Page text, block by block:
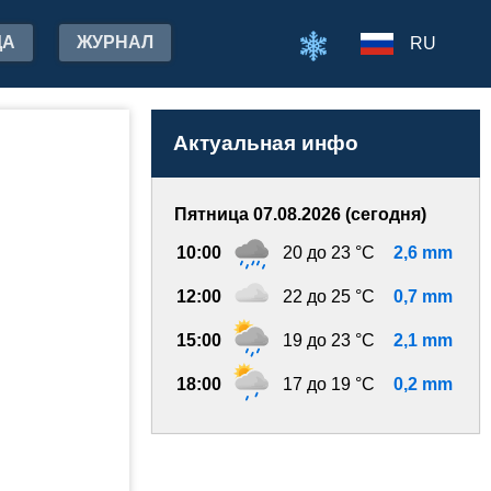
ЖУРНАЛ RU
Актуальная инфо
Пятница 07.08.2026 (сегодня)
10:00 20 до 23 °C 2,6 mm
12:00 22 до 25 °C 0,7 mm
15:00 19 до 23 °C 2,1 mm
18:00 17 до 19 °C 0,2 mm